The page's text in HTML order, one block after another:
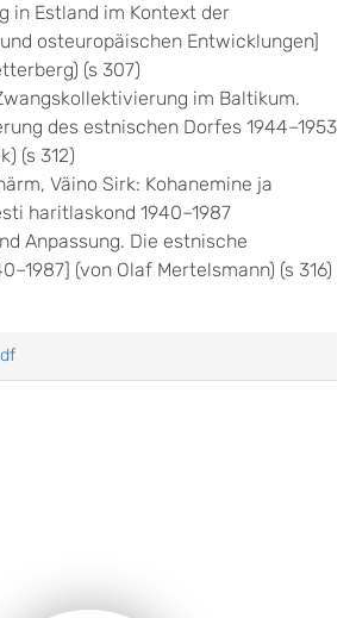
in Estland im Kontext der
osteuropäischen Entwicklungen]
(s 307)
im Baltikum.
des estnischen Dorfes 1944–1953
(s 312)
Väino Sirk: Kohanemine ja
haritlaskond 1940–1987
Anpassung. Die estnische
(von Olaf Mertelsmann) (s 316)